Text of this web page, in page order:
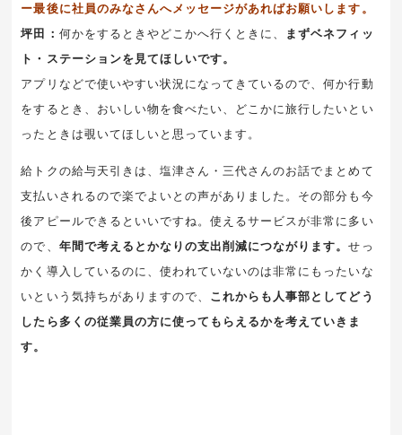
ー最後に社員のみなさんへメッセージがあればお願いします。
坪田： 何かをするときやどこかへ行くときに、
まずベネフィッ
ト・ステーションを見てほしいです。
アプリなどで使いやすい状況になってきているので、何か行動
をするとき、おいしい物を食べたい、どこかに旅行したいとい
ったときは覗いてほしいと思っています。
給トクの給与天引きは、塩津さん・三代さんのお話でまとめて
支払いされるので楽でよいとの声がありました。その部分も今
後アピールできるといいですね。使えるサービスが非常に多い
ので、 年間で考えるとかなりの支出削減につながります。せっ
かく導入しているのに、使われていないのは非常にもったいな
いという気持ちがありますので、 これからも人事部としてどう
したら多くの従業員の方に使ってもらえるかを考えていきま
す。